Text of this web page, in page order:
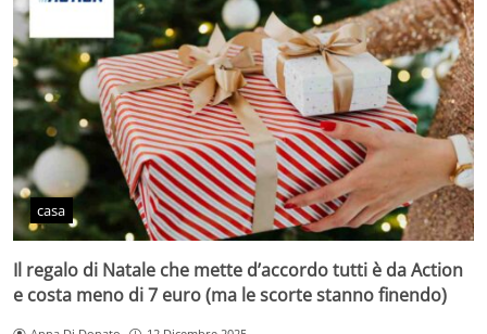
casa
Il regalo di Natale che mette d’accordo tutti è da Action
e costa meno di 7 euro (ma le scorte stanno finendo)